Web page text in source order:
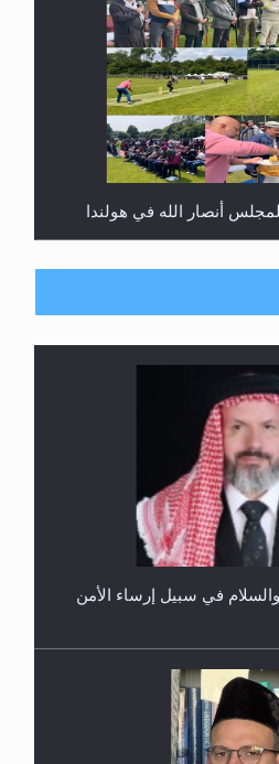
أنصار الله في هولندا
لثلاثة طلاب من مدرسة الحفظ
الأحمدية بنيجيريا لعام
في سبيل إرساء الأمن